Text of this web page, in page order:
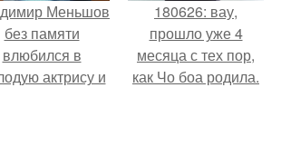
Меньшов
без памяти
влюбился в
актрису и
180626: вау,
прошло уже 4
месяца с тех пор,
как Чо боа родила.